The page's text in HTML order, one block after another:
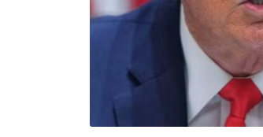
СЕГОДНЯ
ПОЛЯ БИТВЫ 2024